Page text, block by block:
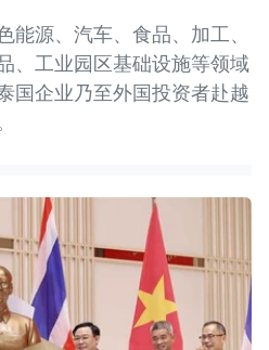
能源、汽车、食品、加工、
、工业园区基础设施等领域
国企业乃至外国投资者赴越